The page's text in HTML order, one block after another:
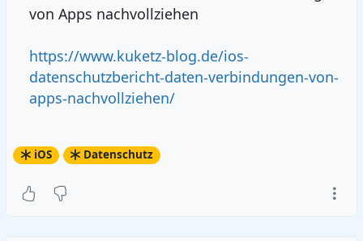
von Apps nachvollziehen
https://www.kuketz-blog.de/ios-
datenschutzbericht-daten-verbindungen-von-
apps-nachvollziehen/
iOS Datenschutz